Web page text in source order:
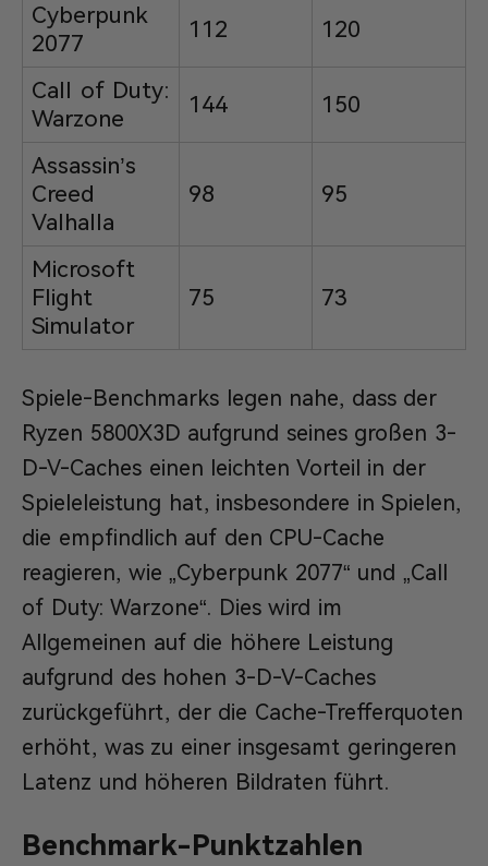
Cyberpunk
2077
112 120
Call of Duty:
Warzone
144 150
Assassin’s
Creed
Valhalla
98 95
Microsoft
Flight
Simulator
75 73
Spiele-Benchmarks legen nahe, dass der
Ryzen 5800X3D aufgrund seines großen 3-
D-V-Caches einen leichten Vorteil in der
Spieleleistung hat, insbesondere in Spielen,
die empfindlich auf den CPU-Cache
reagieren, wie „Cyberpunk 2077“ und „Call
of Duty: Warzone“. Dies wird im
Allgemeinen auf die höhere Leistung
aufgrund des hohen 3-D-V-Caches
zurückgeführt, der die Cache-Trefferquoten
erhöht, was zu einer insgesamt geringeren
Latenz und höheren Bildraten führt.
Benchmark-Punktzahlen